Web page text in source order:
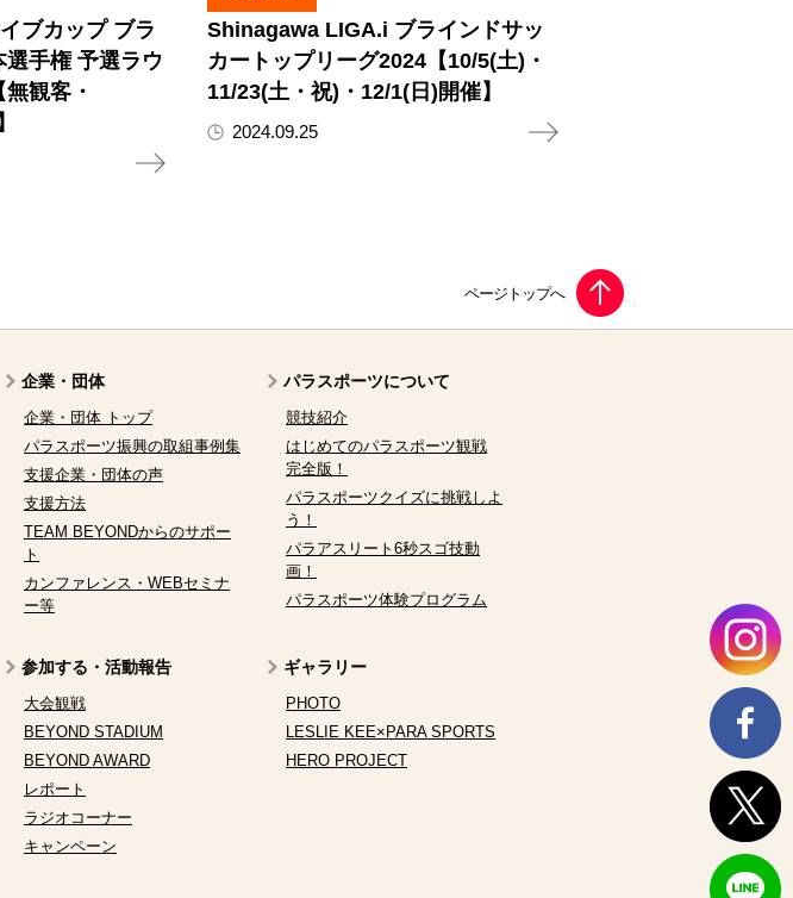
ブカップ ブラ
手権 予選ラウ
観客・
Shinagawa LIGA.i ブラインドサッ
カートップリーグ2024【10/5(土)・
11/23(土・祝)・12/1(日)開催】
2024.09.25
企業・団体
企業・団体 トップ
パラスポーツ振興の取組事例集
支援企業・団体の声
支援方法
TEAM BEYONDからのサポー
ト
カンファレンス・WEBセミナ
ー等
パラスポーツについて
競技紹介
はじめてのパラスポーツ観戦
完全版！
パラスポーツクイズに挑戦しよ
う！
パラアスリート6秒スゴ技動
画！
パラスポーツ体験プログラム
参加する・活動報告
大会観戦
BEYOND STADIUM
BEYOND AWARD
レポート
ラジオコーナー
キャンペーン
ギャラリー
PHOTO
LESLIE KEE×PARA SPORTS
HERO PROJECT